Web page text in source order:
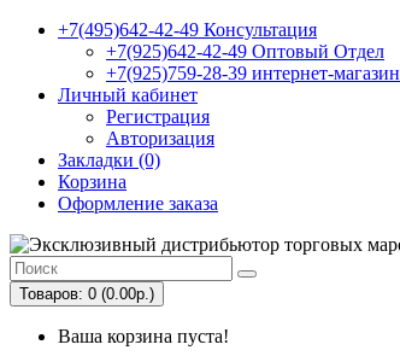
+7(495)642-42-49 Консультация
+7(925)642-42-49 Оптовый Отдел
+7(925)759-28-39 интернет-магазин
Личный кабинет
Регистрация
Авторизация
Закладки (0)
Корзина
Оформление заказа
Товаров: 0 (0.00р.)
Ваша корзина пуста!